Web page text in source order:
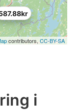
contributors, CC-BY-SA
i